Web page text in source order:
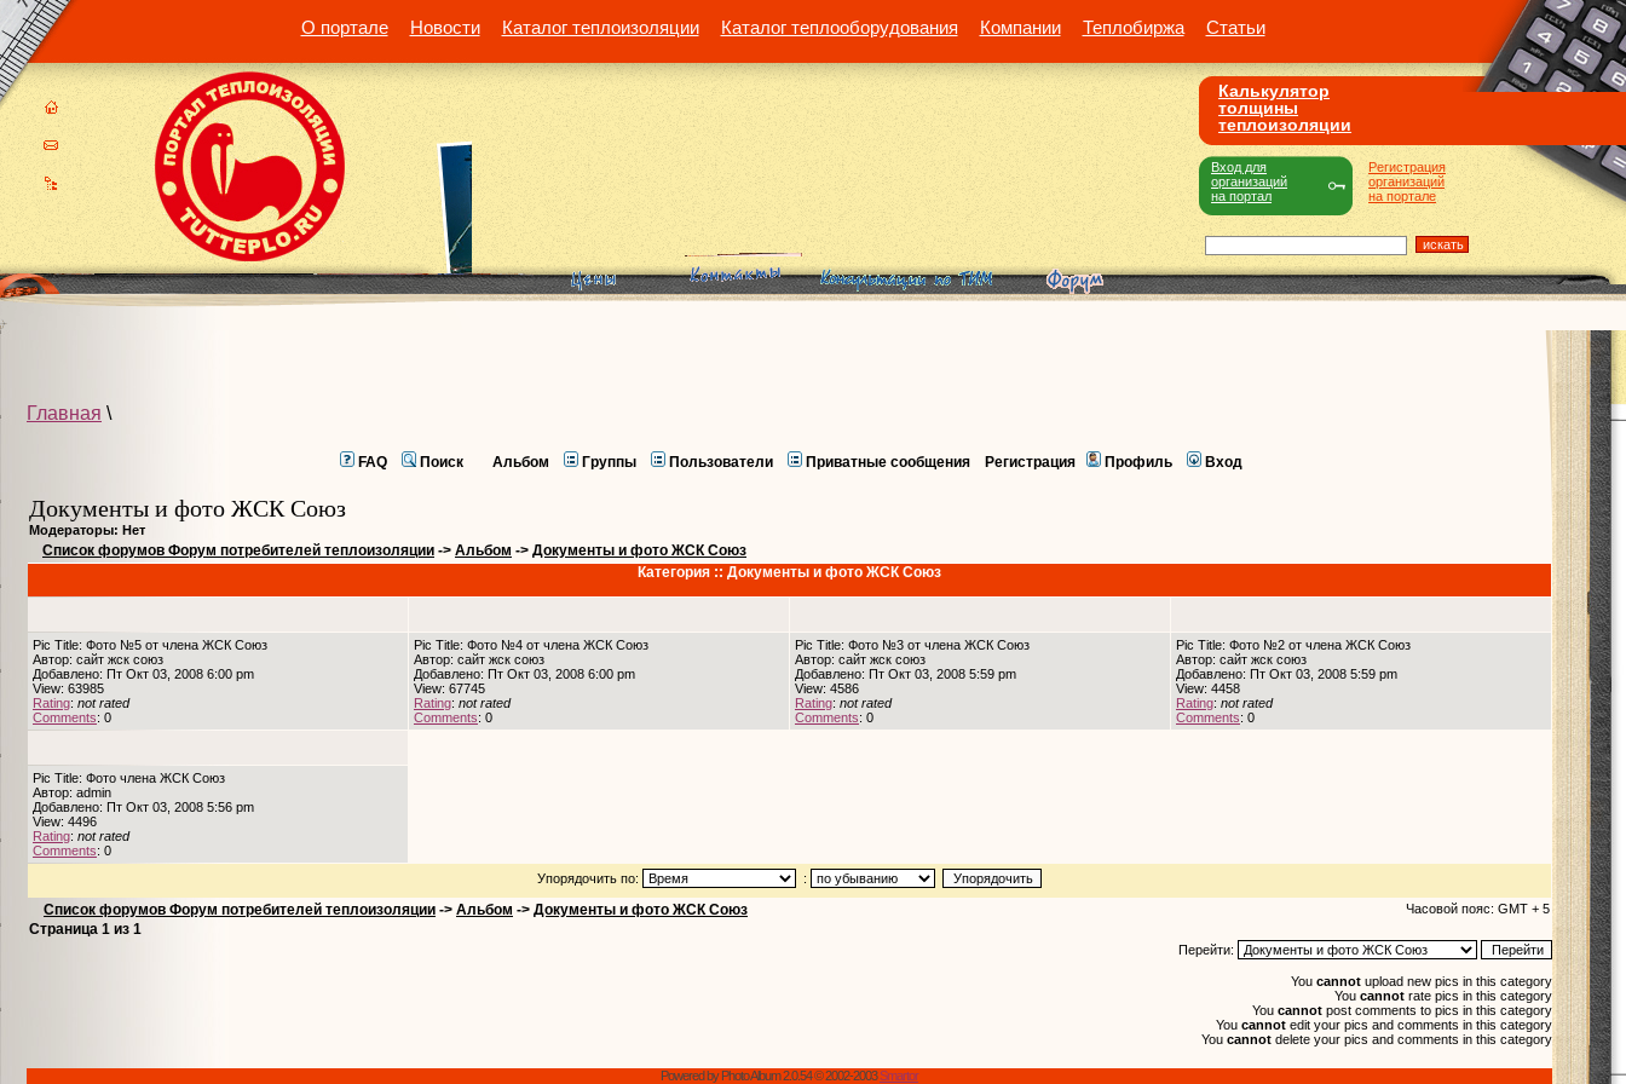
О портале Новости Каталог теплоизоляции Каталог теплооборудования Компании Теплобиржа Статьи
Калькулятор
толщины
теплоизоляции
Регистрация
организаций
на портале
Вход для
организаций
на портал
Главная \
FAQ Поиск Альбом Группы Пользователи Приватные сообщения Регистрация Профиль Вход
Документы и фото ЖСК Союз
Модераторы: Нет
Список форумов Форум потребителей теплоизоляции -> Альбом -> Документы и фото ЖСК Союз
Категория :: Документы и фото ЖСК Союз
Pic Title: Фото №5 от члена ЖСК Союз
Автор: сайт жск союз
Добавлено: Пт Окт 03, 2008 6:00 pm
View: 63985
Rating: not rated
Comments: 0
Pic Title: Фото №4 от члена ЖСК Союз
Автор: сайт жск союз
Добавлено: Пт Окт 03, 2008 6:00 pm
View: 67745
Rating: not rated
Comments: 0
Pic Title: Фото №3 от члена ЖСК Союз
Автор: сайт жск союз
Добавлено: Пт Окт 03, 2008 5:59 pm
View: 4586
Rating: not rated
Comments: 0
Pic Title: Фото №2 от члена ЖСК Союз
Автор: сайт жск союз
Добавлено: Пт Окт 03, 2008 5:59 pm
View: 4458
Rating: not rated
Comments: 0
Pic Title: Фото члена ЖСК Союз
Автор: admin
Добавлено: Пт Окт 03, 2008 5:56 pm
View: 4496
Rating: not rated
Comments: 0
Упорядочить по:
:
Список форумов Форум потребителей теплоизоляции -> Альбом -> Документы и фото ЖСК Союз Часовой пояс: GMT + 5
Страница 1 из 1
Перейти:
You cannot upload new pics in this category
You cannot rate pics in this category
You cannot post comments to pics in this category
You cannot edit your pics and comments in this category
You cannot delete your pics and comments in this category
Powered by Photo Album 2.0.54 © 2002-2003Smartor